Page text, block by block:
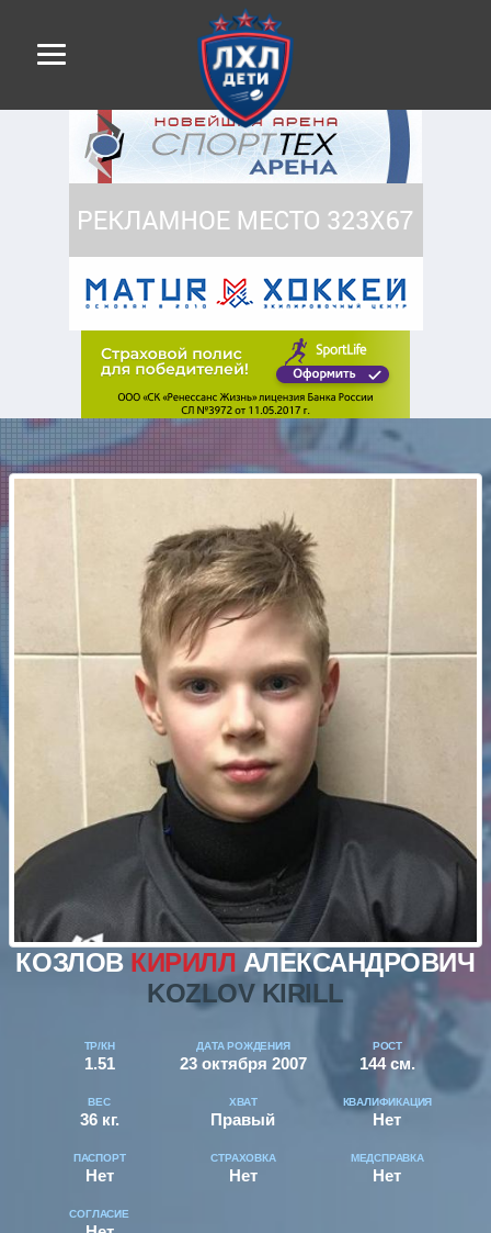
КОЗЛОВ КИРИЛЛ АЛЕКСАНДРОВИЧ
KOZLOV KIRILL
ТР/КН
1.51
ДАТА РОЖДЕНИЯ
23 октября 2007
РОСТ
144 см.
ВЕС
36 кг.
ХВАТ
Правый
КВАЛИФИКАЦИЯ
Нет
ПАСПОРТ
Нет
СТРАХОВКА
Нет
МЕДСПРАВКА
Нет
СОГЛАСИЕ